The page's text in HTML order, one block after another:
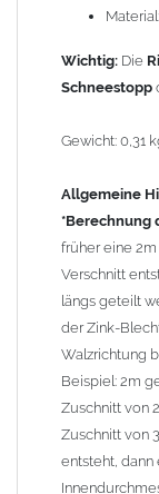
verzinkten
können
erhebliche
Wichtig: Die
Schneestopp
Gewicht: 0,31
Allgemeine
*Berechnung
früher eine
Verschnitt
längs geteilt
der Zink-
Walzrichtung
Beispiel: 2m
Zuschnitt von
Zuschnitt von
entsteht, dann